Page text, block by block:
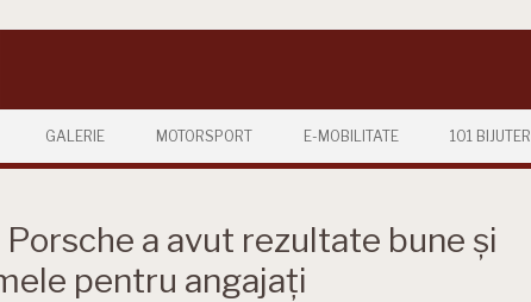
GALERIE MOTORSPORT E-MOBILITATE 101 BIJUTERII
a avut rezultate bune și
pentru angajați